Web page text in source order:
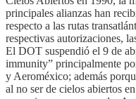
principales alianzas han
respecto a las rutas
respectivas autorizaciones,
El DOT suspendió el 9 de
immunity” principalmente
y Aeroméxico; además
al no ser de cielos abiertos